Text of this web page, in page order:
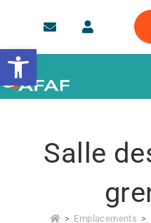
Ouvrir la
Salle
> Emplacements >